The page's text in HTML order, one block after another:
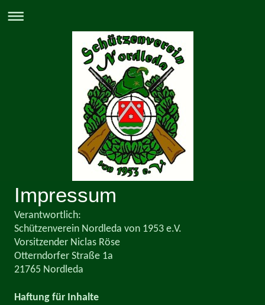
Impressum
Verantwortlich:
Schützenverein Nordleda von 1953 e.V.
Vorsitzender Niclas Röse
Otterndorfer Straße 1a
21765 Nordleda
Haftung für Inhalte